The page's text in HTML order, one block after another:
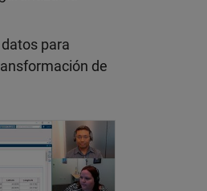
para
de